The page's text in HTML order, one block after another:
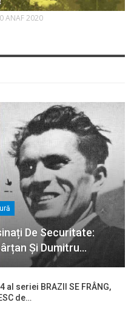
ANAF 2020
De Securitate:
Și Dumitru…
al seriei BRAZII SE FRÂNG,
de…